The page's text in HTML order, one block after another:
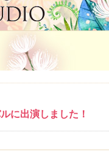
に出演しました！